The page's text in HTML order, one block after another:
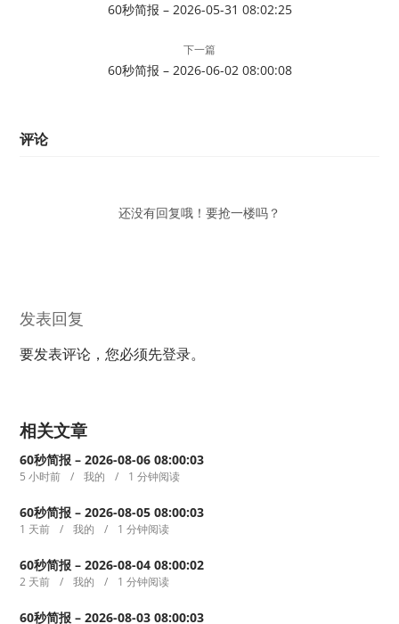
60秒简报 – 2026-05-31 08:02:25
下一篇
60秒简报 – 2026-06-02 08:00:08
评论
还没有回复哦！要抢一楼吗？
发表回复
要发表评论，您必须先登录。
相关文章
60秒简报 – 2026-08-06 08:00:03
5 小时前 我的 1 分钟阅读
60秒简报 – 2026-08-05 08:00:03
1 天前 我的 1 分钟阅读
60秒简报 – 2026-08-04 08:00:02
2 天前 我的 1 分钟阅读
60秒简报 – 2026-08-03 08:00:03